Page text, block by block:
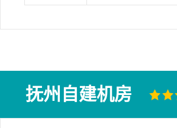
抚州自建机房